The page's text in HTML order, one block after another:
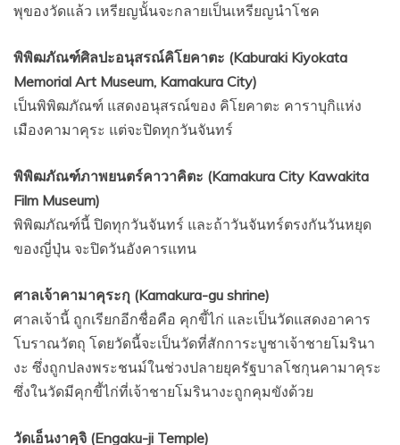
พุของวัดแล้ว เหรียญนั้นจะกลายเป็นเหรียญนำโชค
พิพิฒภัณฑ์ศิลปะอนุสรณ์คิโยคาตะ (Kaburaki Kiyokata
Memorial Art Museum, Kamakura City)
เป็นพิพิฒภัณฑ์ แสดงอนุสรณ์ของ คิโยคาตะ คาราบุกิแห่ง
เมืองคามาคุระ แต่จะปิดทุกวันจันทร์
พิพิฒภัณฑ์ภาพยนตร์คาวาคิตะ (Kamakura City Kawakita
Film Museum)
พิพิฒภัณฑ์นี้ ปิดทุกวันจันทร์ และถ้าวันจันทร์ตรงกันวันหยุด
ของญี่ปุ่น จะปิดวันอังคารแทน
ศาลเจ้าคามาคุระกุ (Kamakura-gu shrine)
ศาลเจ้านี้ ถูกเรียกอีกชื่อคือ คุกขี้ไก่ และเป็นวัดแสดงอาคาร
โบราณวัตถุ โดยวัดนี้จะเป็นวัดที่สักการะบูชาเจ้าชายโมรินา
งะ ซึ่งถูกปลงพระชนม์ในช่วงปลายยุครัฐบาลโชกุนคามาคุระ
ซึ่งในวัดมีคุกขี้ไก่ที่เจ้าชายโมรินางะถูกคุมขังด้วย
วัดเอ็นงาคุจิ (Engaku-ji Temple)